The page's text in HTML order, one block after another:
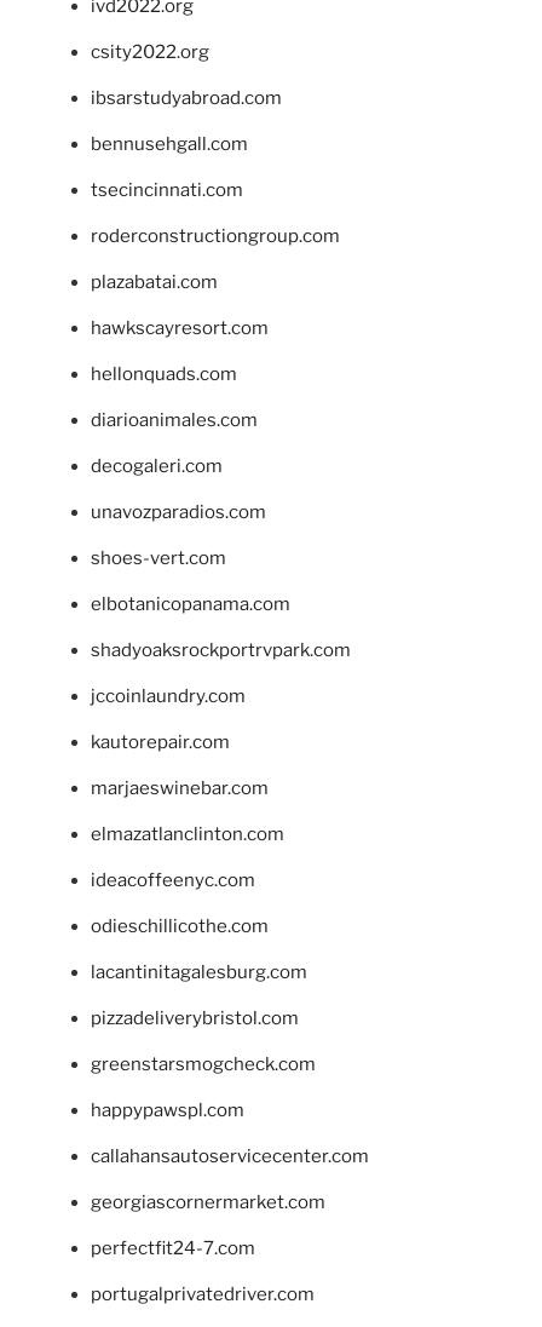
ivd2022.org
csity2022.org
ibsarstudyabroad.com
bennusehgall.com
tsecincinnati.com
roderconstructiongroup.com
plazabatai.com
hawkscayresort.com
hellonquads.com
diarioanimales.com
decogaleri.com
unavozparadios.com
shoes-vert.com
elbotanicopanama.com
shadyoaksrockportrvpark.com
jccoinlaundry.com
kautorepair.com
marjaeswinebar.com
elmazatlanclinton.com
ideacoffeenyc.com
odieschillicothe.com
lacantinitagalesburg.com
pizzadeliverybristol.com
greenstarsmogcheck.com
happypawspl.com
callahansautoservicecenter.com
georgiascornermarket.com
perfectfit24-7.com
portugalprivatedriver.com